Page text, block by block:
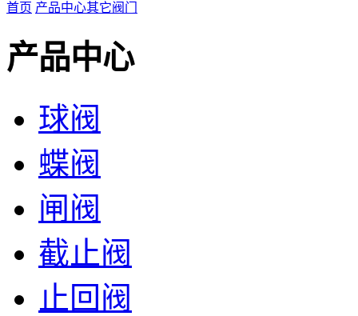
首页 产品中心其它阀门
产品中心
球阀
蝶阀
闸阀
截止阀
止回阀